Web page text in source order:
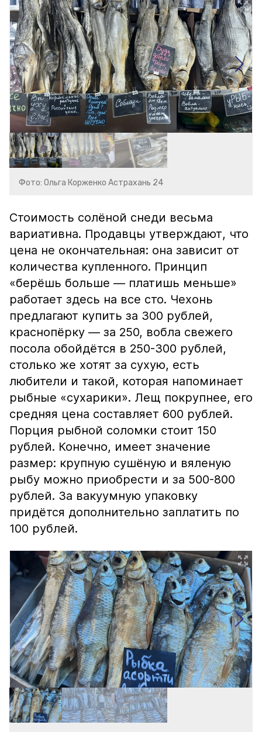
Фото: Ольга Корженко Астрахань 24
Стоимость солёной снеди весьма
вариативна. Продавцы утверждают, что
цена не окончательная: она зависит от
количества купленного. Принцип
«берёшь больше — платишь меньше»
работает здесь на все сто. Чехонь
предлагают купить за 300 рублей,
краснопёрку — за 250, вобла свежего
посола обойдётся в 250-300 рублей,
столько же хотят за сухую, есть
любители и такой, которая напоминает
рыбные «сухарики». Лещ покрупнее, его
средняя цена составляет 600 рублей.
Порция рыбной соломки стоит 150
рублей. Конечно, имеет значение
размер: крупную сушёную и вяленую
рыбу можно приобрести и за 500-800
рублей. За вакуумную упаковку
придётся дополнительно заплатить по
100 рублей.